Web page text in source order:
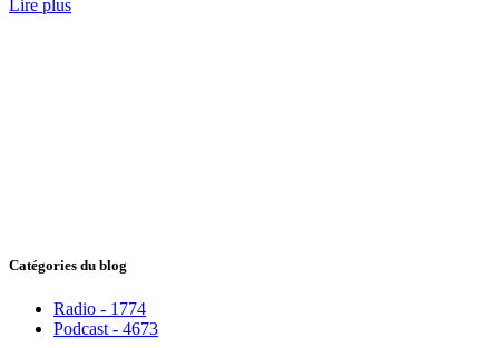
Lire plus
Catégories du blog
Radio - 1774
Podcast - 4673